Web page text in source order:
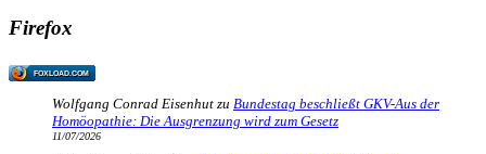
Firefox
FOXLOAD.COM
Wolfgang Conrad Eisenhut zu Bundestag beschließt GKV-Aus der
Homöopathie: Die Ausgrenzung wird zum Gesetz
11/07/2026